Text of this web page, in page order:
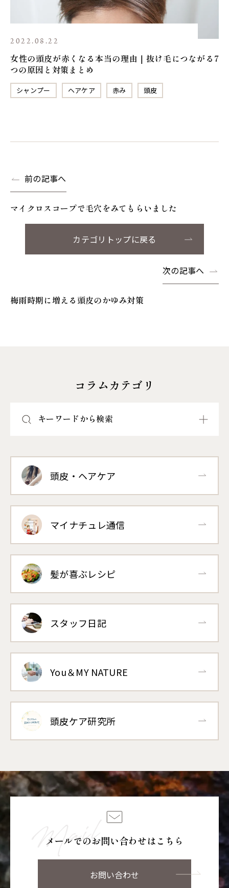
2022.08.22
女性の頭皮が赤くなる本当の理由｜抜け毛につながる7
つの原因と対策まとめ
シャンプー ヘアケア 赤み 頭皮
前の記事へ
マイクロスコープで毛穴をみてもらいました
カテゴリトップに戻る
次の記事へ
梅雨時期に増える頭皮のかゆみ対策
コラムカテゴリ
キーワードから検索
頭皮・ヘアケア
マイナチュレ通信
髪が喜ぶレシピ
スタッフ日記
You＆MY NATURE
頭皮ケア研究所
メールでのお問い合わせはこちら
お問い合わせ